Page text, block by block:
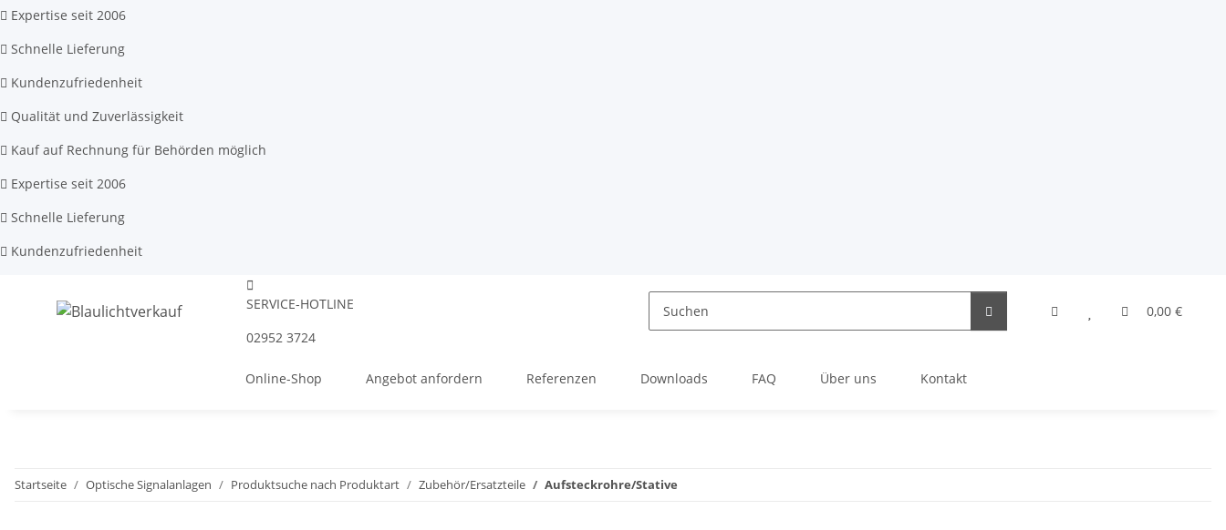
Expertise seit 2006
Schnelle Lieferung
Kundenzufriedenheit
Qualität und Zuverlässigkeit
Kauf auf Rechnung für Behörden möglich
Expertise seit 2006
Schnelle Lieferung
Kundenzufriedenheit
SERVICE-HOTLINE
02952 3724
0,00 €
Online-Shop Angebot anfordern Referenzen Downloads FAQ Über uns Kontakt
Startseite Optische Signalanlagen Produktsuche nach Produktart Zubehör/Ersatzteile Aufsteckrohre/Stative